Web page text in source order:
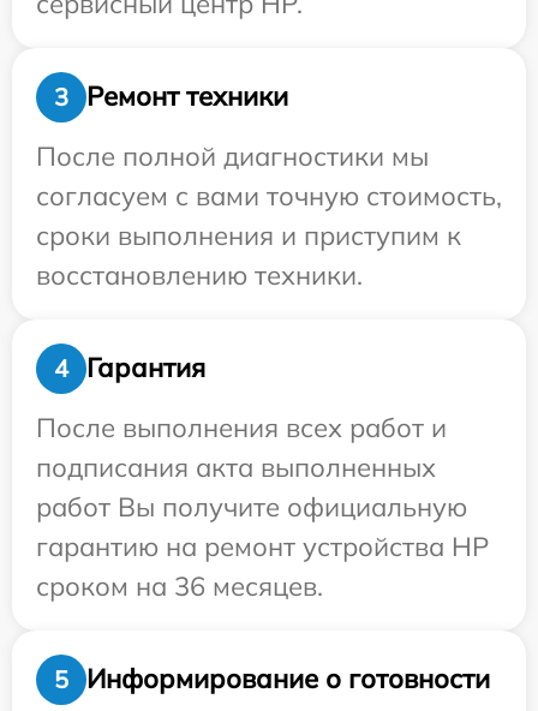
3
Ремонт техники
После полной диагностики мы
согласуем с вами точную стоимость,
сроки выполнения и приступим к
восстановлению техники.
4
Гарантия
После выполнения всех работ и
подписания акта выполненных
работ Вы получите официальную
гарантию на ремонт устройства HP
сроком на 36 месяцев.
5 Информирование о готовности